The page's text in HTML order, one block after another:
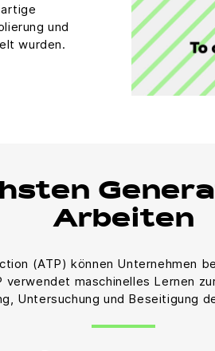
und
wurden.
Arbeiten
(ATP) können Unternehmen
maschinelles Lernen
Untersuchung und Beseitigung